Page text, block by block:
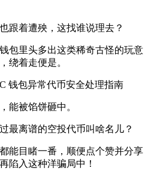
跟着遭殃，这找谁说理去？
包里头多出这类稀奇古怪的玩意
绕着走便是。
能被馅饼砸中。
最离谱的空投代币叫啥名儿？
能目睹一番，顺便点个赞并分享
陷入这种洋骗局中！